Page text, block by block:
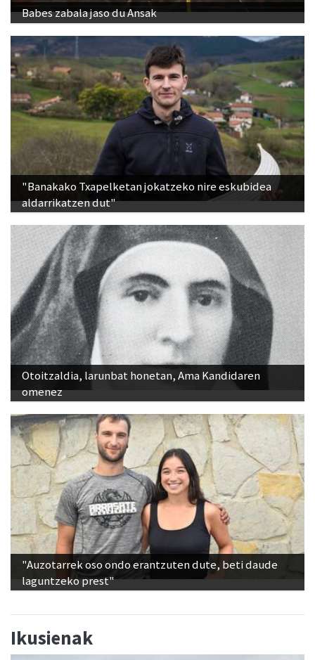
Babes zabala jaso du Ansak
"Banakako Txapelketan jokatzeko nire eskubidea
aldarrikatzen dut"
Otoitzaldia, larunbat honetan, Ama Kandidaren
omenez
"Auzotarrek oso ondo erantzuten dute, beti daude
laguntzeko prest"
Ikusienak